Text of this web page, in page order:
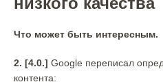
Что может быть интересным.
2. [4.0.] Google переписал
контента: